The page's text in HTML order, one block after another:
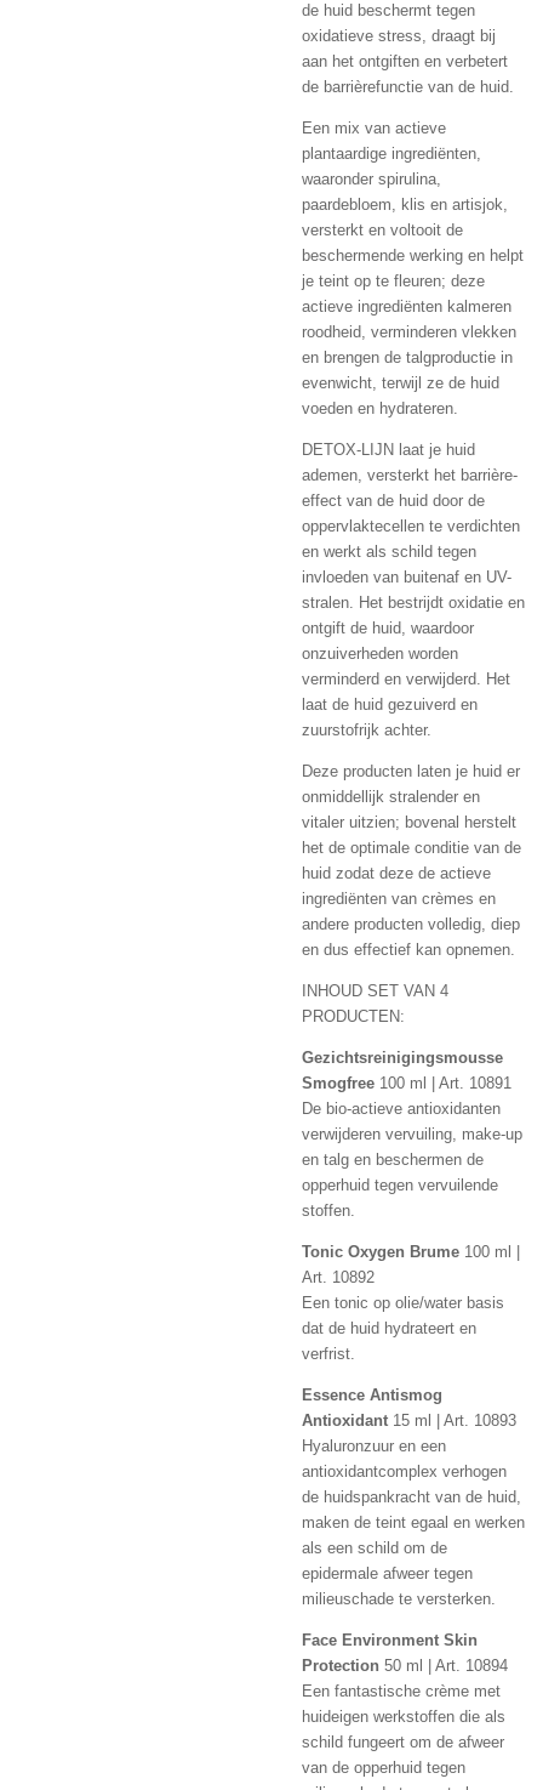
de huid beschermt tegen
oxidatieve stress, draagt bij
aan het ontgiften en verbetert
de barrièrefunctie van de huid.
Een mix van actieve
plantaardige ingrediënten,
waaronder spirulina,
paardebloem, klis en artisjok,
versterkt en voltooit de
beschermende werking en helpt
je teint op te fleuren; deze
actieve ingrediënten kalmeren
roodheid, verminderen vlekken
en brengen de talgproductie in
evenwicht, terwijl ze de huid
voeden en hydrateren.
DETOX-LIJN laat je huid
ademen, versterkt het barrière-
effect van de huid door de
oppervlaktecellen te verdichten
en werkt als schild tegen
invloeden van buitenaf en UV-
stralen. Het bestrijdt oxidatie en
ontgift de huid, waardoor
onzuiverheden worden
verminderd en verwijderd. Het
laat de huid gezuiverd en
zuurstofrijk achter.
Deze producten laten je huid er
onmiddellijk stralender en
vitaler uitzien; bovenal herstelt
het de optimale conditie van de
huid zodat deze de actieve
ingrediënten van crèmes en
andere producten volledig, diep
en dus effectief kan opnemen.
INHOUD SET VAN 4
PRODUCTEN:
Gezichtsreinigingsmousse
Smogfree 100 ml | Art. 10891
De bio-actieve antioxidanten
verwijderen vervuiling, make-up
en talg en beschermen de
opperhuid tegen vervuilende
stoffen.
Tonic Oxygen Brume 100 ml |
Art. 10892
Een tonic op olie/water basis
dat de huid hydrateert en
verfrist.
Essence Antismog
Antioxidant 15 ml | Art. 10893
Hyaluronzuur en een
antioxidantcomplex verhogen
de huidspankracht van de huid,
maken de teint egaal en werken
als een schild om de
epidermale afweer tegen
milieuschade te versterken.
Face Environment Skin
Protection 50 ml | Art. 10894
Een fantastische crème met
huideigen werkstoffen die als
schild fungeert om de afweer
van de opperhuid tegen